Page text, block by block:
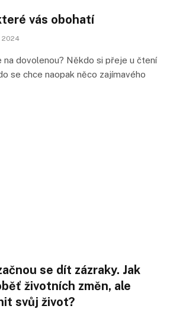
vás obohatí
2024
na dovolenou? Někdo si přeje u čtení
se chce naopak něco zajímavého
se dít zázraky. Jak
životních změn, ale
svůj život?